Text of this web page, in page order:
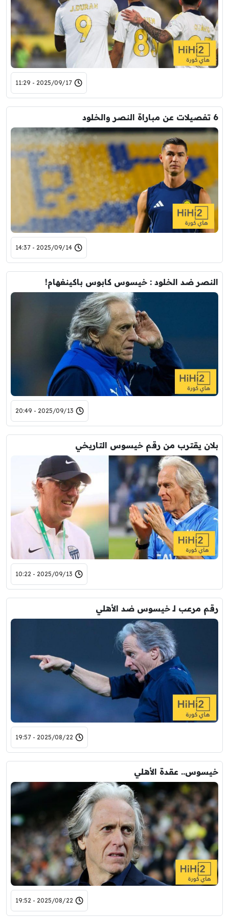
2025/09/17 - 11:29
6 تفصيلات عن مباراة النصر والخلود
2025/09/14 - 14:37
النصر ضد الخلود : خيسوس كابوس باكينغهام!
2025/09/13 - 20:49
بلان يقترب من رقم خيسوس التاريخي
2025/09/13 - 10:22
رقم مرعب لـ خيسوس ضد الأهلي
2025/08/22 - 19:57
خيسوس.. عقدة الأهلي
2025/08/22 - 19:52